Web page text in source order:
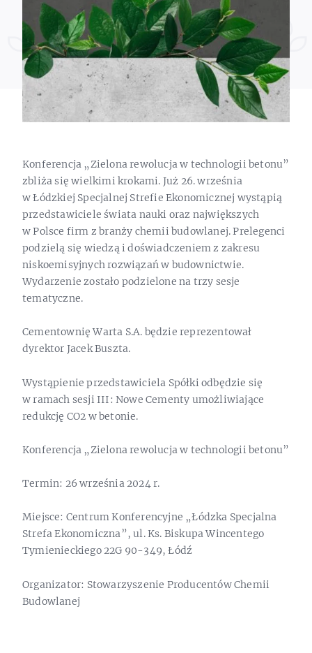
Konferencja „Zielona rewolucja w technologii betonu”
zbliża się wielkimi krokami. Już 26. września
w Łódzkiej Specjalnej Strefie Ekonomicznej wystąpią
przedstawiciele świata nauki oraz największych
w Polsce firm z branży chemii budowlanej. Prelegenci
podzielą się wiedzą i doświadczeniem z zakresu
niskoemisyjnych rozwiązań w budownictwie.
Wydarzenie zostało podzielone na trzy sesje
tematyczne.
Cementownię Warta S.A. będzie reprezentował
dyrektor Jacek Buszta.
Wystąpienie przedstawiciela Spółki odbędzie się
w ramach sesji III: Nowe Cementy umożliwiające
redukcję CO2 w betonie.
Konferencja „Zielona rewolucja w technologii betonu”
Termin: 26 września 2024 r.
Miejsce: Centrum Konferencyjne „Łódzka Specjalna
Strefa Ekonomiczna”, ul. Ks. Biskupa Wincentego
Tymienieckiego 22G 90-349, Łódź
Organizator: Stowarzyszenie Producentów Chemii
Budowlanej